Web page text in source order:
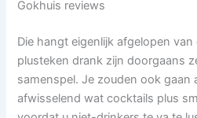
Gokhuis reviews
Die hangt eigenlijk afgelopen
plusteken drank zijn doorgaans
samenspel. Je zouden ook gaan
afwisselend wat cocktails plus